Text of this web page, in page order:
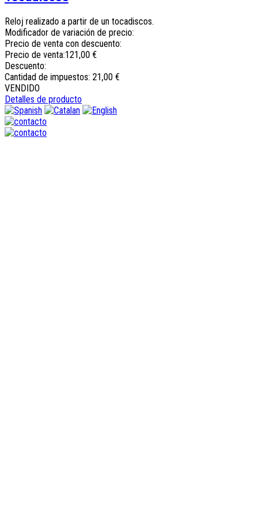
Reloj realizado a partir de un tocadiscos.
Modificador de variación de precio:
Precio de venta con descuento:
Precio de venta:121,00 €
Descuento:
Cantidad de impuestos: 21,00 €
VENDIDO
Detalles de producto